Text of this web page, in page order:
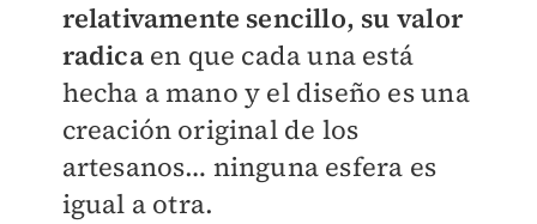
relativamente sencillo, su valor
radicaen que cada una está
hecha a mano y el diseño es una
creación original de los
artesanos… ninguna esfera es
igual a otra.